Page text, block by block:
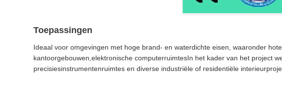
Toepassingen
Ideaal voor omgevingen met hoge brand- en waterdichte eisen, waaronder
kantoorgebouwen,elektronische computerruimtesIn het kader van het project
precisiesinstrumentenruimtes en diverse industriële of residentiële